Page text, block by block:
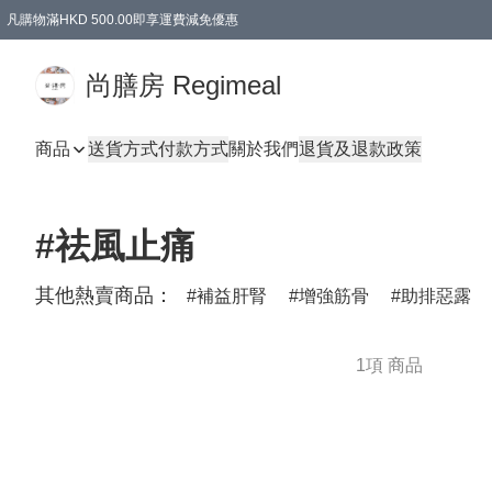
凡購物滿HKD 500.00即享運費減免優惠
尚膳房 Regimeal
商品 送貨方式付款方式關於我們退貨及退款政策
#祛風止痛
其他熱賣商品： 補益肝腎 增強筋骨 助排惡露
1項 商品